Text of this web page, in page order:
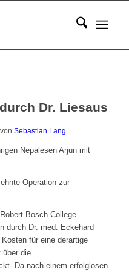
Dr. Liesaus
von Sebastian Lang
Nepalesen Arjun mit
Operation zur
Bosch College
durch Dr. med. Eckehard
für eine derartige
über die
Da nach einem erfolglosen